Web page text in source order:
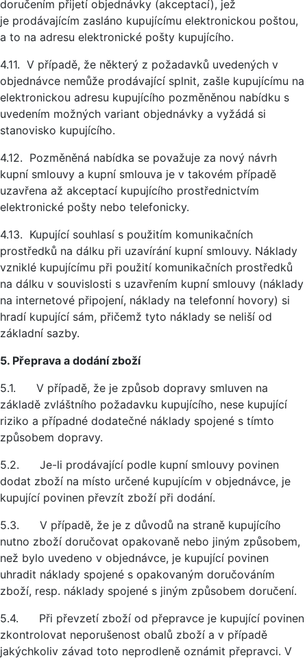
doručením přijetí objednávky (akceptací), jež
je prodávajícím zasláno kupujícímu elektronickou poštou,
a to na adresu elektronické pošty kupujícího.
4.11. V případě, že některý z požadavků uvedených v
objednávce nemůže prodávající splnit, zašle kupujícímu na
elektronickou adresu kupujícího pozměněnou nabídku s
uvedením možných variant objednávky a vyžádá si
stanovisko kupujícího.
4.12. Pozměněná nabídka se považuje za nový návrh
kupní smlouvy a kupní smlouva je v takovém případě
uzavřena až akceptací kupujícího prostřednictvím
elektronické pošty nebo telefonicky.
4.13. Kupující souhlasí s použitím komunikačních
prostředků na dálku při uzavírání kupní smlouvy. Náklady
vzniklé kupujícímu při použití komunikačních prostředků
na dálku v souvislosti s uzavřením kupní smlouvy (náklady
na internetové připojení, náklady na telefonní hovory) si
hradí kupující sám, přičemž tyto náklady se neliší od
základní sazby.
5. Přeprava a dodání zboží
5.1. V případě, že je způsob dopravy smluven na
základě zvláštního požadavku kupujícího, nese kupující
riziko a případné dodatečné náklady spojené s tímto
způsobem dopravy.
5.2. Je-li prodávající podle kupní smlouvy povinen
dodat zboží na místo určené kupujícím v objednávce, je
kupující povinen převzít zboží při dodání.
5.3. V případě, že je z důvodů na straně kupujícího
nutno zboží doručovat opakovaně nebo jiným způsobem,
než bylo uvedeno v objednávce, je kupující povinen
uhradit náklady spojené s opakovaným doručováním
zboží, resp. náklady spojené s jiným způsobem doručení.
5.4. Při převzetí zboží od přepravce je kupující povinen
zkontrolovat neporušenost obalů zboží a v případě
jakýchkoliv závad toto neprodleně oznámit přepravci. V